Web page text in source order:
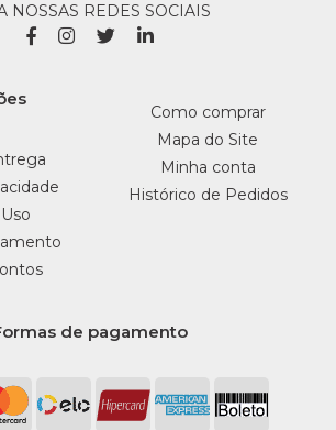
NOSSAS REDES SOCIAIS
Como comprar
Mapa do Site
Minha conta
Histórico de Pedidos
de pagamento